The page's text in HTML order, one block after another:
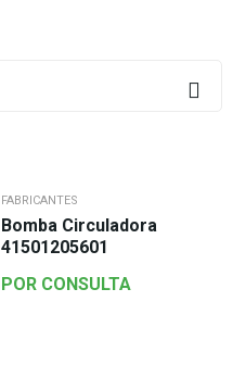
FABRICANTES
Bomba Circuladora
41501205601
POR CONSULTA